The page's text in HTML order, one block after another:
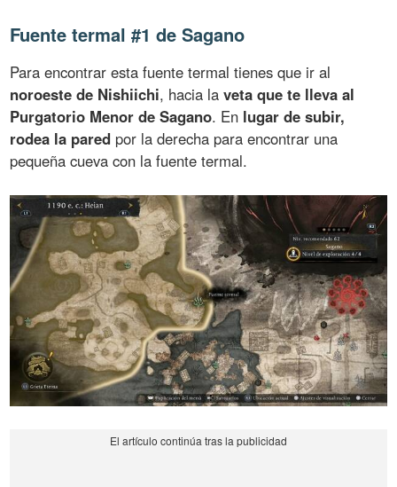
Fuente termal #1 de Sagano
Para encontrar esta fuente termal tienes que ir al
noroeste de Nishiichi, hacia laveta que te lleva al
Purgatorio Menor de Sagano. En lugar de subir,
rodea la pared por la derecha para encontrar una
pequeña cueva con la fuente termal.